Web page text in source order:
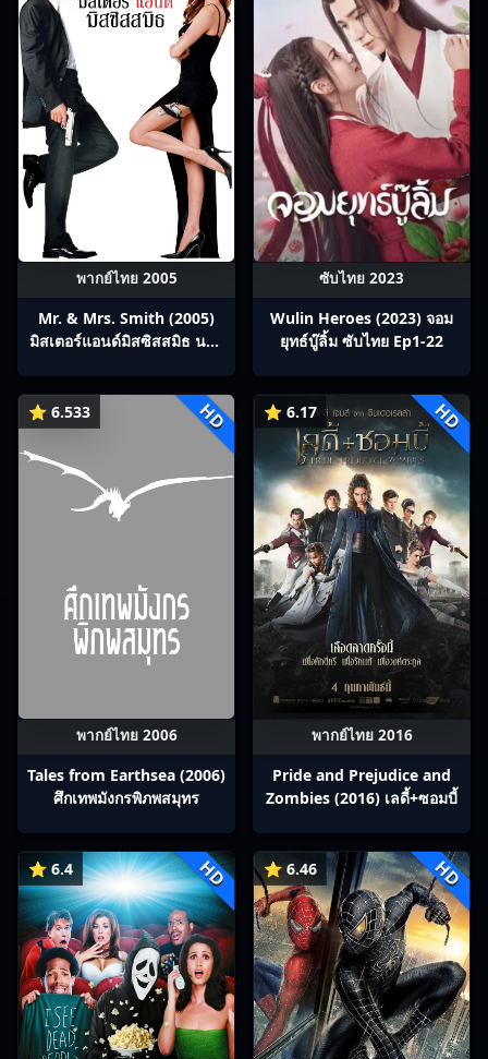
พากย์ไทย 2005
Mr. & Mrs. Smith (2005)
มิสเตอร์แอนด์มิสซิสสมิธ นาย
ซับไทย 2023
Wulin Heroes (2023) จอม
ยุทธ์บู๊ลิ้ม ซับไทย Ep1-22
⭐ 6.533 HD
พากย์ไทย 2006
Tales from Earthsea (2006)
ศึกเทพมังกรพิภพสมุทร
⭐ 6.17 HD
พากย์ไทย 2016
Pride and Prejudice and
Zombies (2016) เลดี้+ซอมบี้
⭐ 6.4 HD ⭐ 6.46 HD